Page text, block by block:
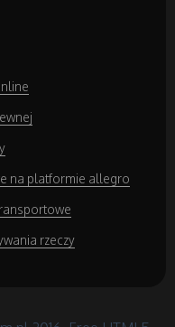
na platformie allegro
rzeczy